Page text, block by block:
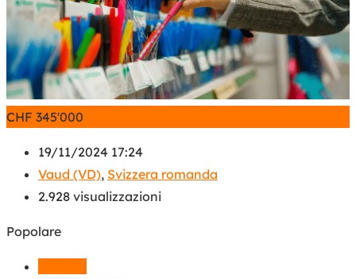
CHF 345'000
19/11/2024 17:24
Vaud (VD), Svizzera romanda
2.928 visualizzazioni
Popolare